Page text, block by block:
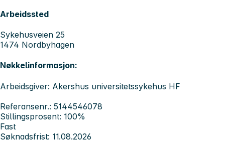
Arbeidssted
Sykehusveien 25
1474 Nordbyhagen
Nøkkelinformasjon:
Arbeidsgiver: Akershus universitetssykehus HF
Referansenr.: 5144546078
Stillingsprosent: 100%
Fast
Søknadsfrist: 11.08.2026